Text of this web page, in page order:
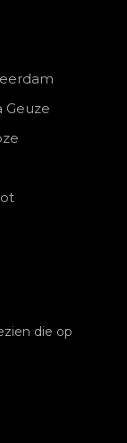
Geuze
die op